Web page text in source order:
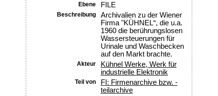
Ebene FILE
Beschreibung
Archivalien zu der Wiener
Firma "KÜHNEL“, die u.a.
1960 die berührungslosen
Wassersteuerungen für
Urinale und Waschbecken
auf den Markt brachte.
Akteur
Kühnel Werke, Werk für
industrielle Elektronik
Teil von
FI: Firmenarchive bzw. -
teilarchive